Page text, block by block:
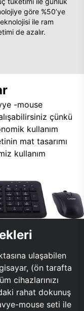
göre %50’ye
ile ram
de azalır.
-mouse
çünkü
kullanım
mat tasarımı
kullanım
ulaşabilen
(ön tarafta
cihazlarınızı
rahat dokunuş
mouse seti ile